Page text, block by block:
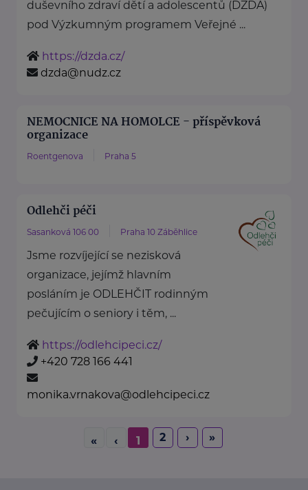
duševního zdraví dětí a adolescentů (DZDA)
pod Výzkumným programem Veřejné ...
https://dzda.cz/
dzda@nudz.cz
NEMOCNICE NA HOMOLCE - příspěvková
organizace
Roentgenova Praha 5
Odlehči péči
Sasanková 106 00 Praha 10 Záběhlice
Jsme rozvíjející se nezisková
organizace, jejímž hlavním
posláním je ODLEHČIT rodinným
pečujícím o seniory i těm, ...
https://odlehcipeci.cz/
+420 728 166 441
monika.vrnakova@odlehcipeci.cz
« ‹ 1 2 › »